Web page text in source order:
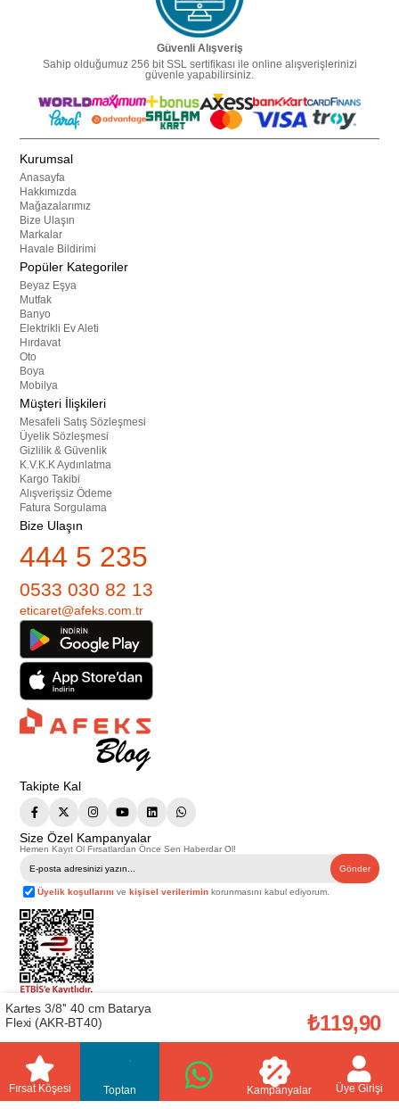
Güvenli Alışveriş
Sahip olduğumuz 256 bit SSL sertifikası ile online alışverişlerinizi
güvenle yapabilirsiniz.
Kurumsal
Anasayfa
Hakkımızda
Mağazalarımız
Bize Ulaşın
Markalar
Havale Bildirimi
Popüler Kategoriler
Beyaz Eşya
Mutfak
Banyo
Elektrikli Ev Aleti
Hırdavat
Oto
Boya
Mobilya
Müşteri İlişkileri
Mesafeli Satış Sözleşmesi
Üyelik Sözleşmesi
Gizlilik & Güvenlik
K.V.K.K Aydınlatma
Kargo Takibi
Alışverişsiz Ödeme
Fatura Sorgulama
Bize Ulaşın
444 5 235
0533 030 82 13
eticaret@afeks.com.tr
Takipte Kal
Size Özel Kampanyalar
Hemen Kayıt Ol Fırsatlardan Önce Sen Haberdar Ol!
Gönder
Üyelik koşullarını vekişisel verilerimin korunmasını kabul ediyorum.
Telif Hakkı © 2026Afeks Yapı Market
. Tüm hakları saklıdır.
Bu web sitesindeki tüm ürünler ticari amaçlıdır. Web sitemizde yer alan
görsel ve yazılı içerikler firmamıza ait olup, firmamızın yazılı izni alınmadan
başka yerlerde kullanılamaz. İçeriklerin izin alınmadan kopyalanması ve
kullanılması 5846 sayılı Fikir ve Sanat Eserleri Yasasına göre suçtur.
Fırsat Köşesi Toptan Kampanyalar Üye Girişi
Kartes 3/8'' 40 cm Batarya
Flexi (AKR-BT40)
₺119,90